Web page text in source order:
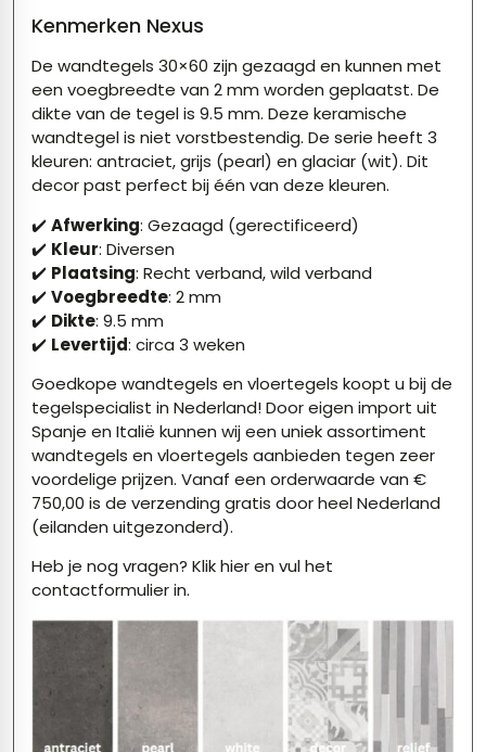
Kenmerken Nexus
De wandtegels 30×60 zijn gezaagd en kunnen met
een voegbreedte van 2 mm worden geplaatst. De
dikte van de tegel is 9.5 mm. Deze keramische
wandtegel is niet vorstbestendig. De serie heeft 3
kleuren: antraciet, grijs (pearl) en glaciar (wit). Dit
decor past perfect bij één van deze kleuren.
✔️Afwerking: Gezaagd (gerectificeerd)
✔️ Kleur: Diversen
✔️ Plaatsing: Recht verband, wild verband
✔️Voegbreedte: 2 mm
✔️ Dikte: 9.5 mm
✔️ Levertijd: circa 3 weken
Goedkope wandtegels en vloertegels koopt u bij de
tegelspecialist in Nederland! Door eigen import uit
Spanje en Italië kunnen wij een uniek assortiment
wandtegels en vloertegels aanbieden tegen zeer
voordelige prijzen. Vanaf een orderwaarde van €
750,00 is de verzending gratis door heel Nederland
(eilanden uitgezonderd).
Heb je nog vragen? Klik hieren vul het
contactformulier in.